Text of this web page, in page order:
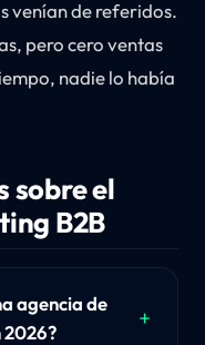
venían de referidos.
pero cero ventas
nadie lo había
sobre el
B2B
agencia de
2026?